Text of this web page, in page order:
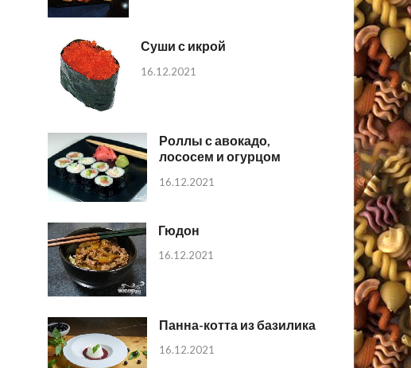
Суши с икрой
16.12.2021
Роллы с авокадо,
лососем и огурцом
16.12.2021
Гюдон
16.12.2021
Панна-котта из базилика
16.12.2021